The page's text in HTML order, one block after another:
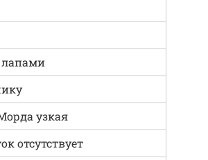
узкая
отсутствует